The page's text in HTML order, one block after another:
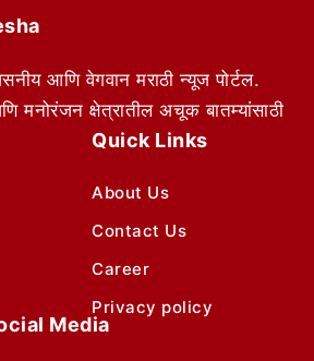
आणि वेगवान मराठी न्यूज पोर्टल.
मनोरंजन क्षेत्रातील अचूक बातम्यांसाठी
Quick Links
About Us
Contact Us
Career
Privacy policy
Media